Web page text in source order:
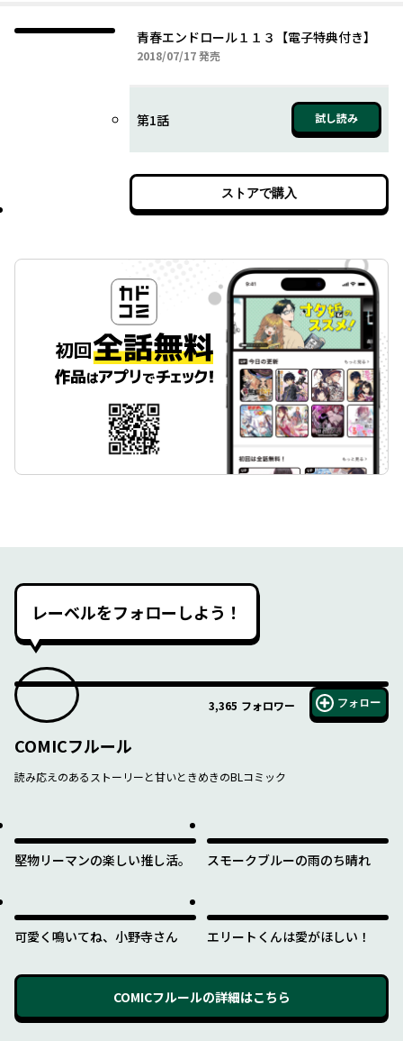
青春エンドロール１１３【電子特典付き】
2018/07/172018年07月17日
発売
第1話 試し読み
ストアで購入
レーベルをフォローしよう！
3,365 フォロワー フォロー
COMICフルール
読み応えのあるストーリーと甘いときめきのBLコミック
堅物リーマンの楽しい推し活。 スモークブルーの雨のち晴れ
可愛く鳴いてね、小野寺さん エリートくんは愛がほしい！
COMICフルールの詳細はこちら